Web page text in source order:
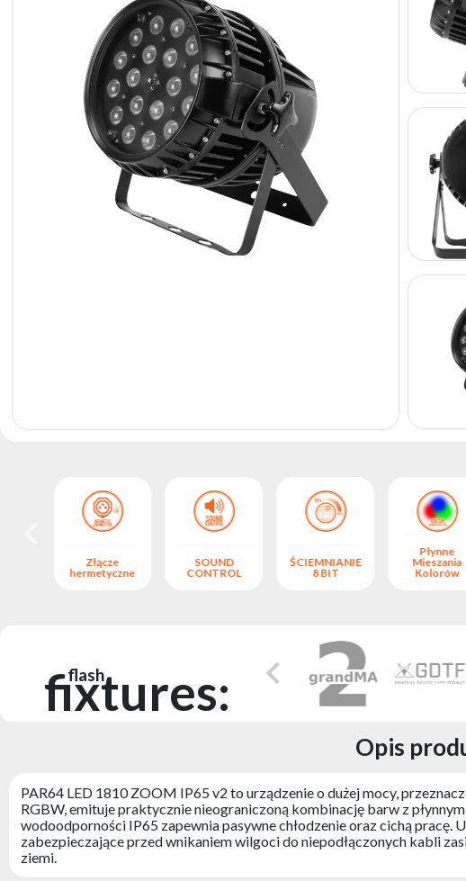
Ekspozycyjne
Złącze
hermetyczne
SOUND
CONTROL
ŚCIEMNIANIE
8 BIT
Płynne
Mieszania
Kolorów
flash
fixtures:
Opis
PAR64 LED 1810 ZOOM IP65 v2 to urządzenie o dużej mocy,
RGBW, emituje praktycznie nieograniczoną kombinację barw z
wodoodporności IP65 zapewnia pasywne chłodzenie oraz cichą
zabezpieczające przed wnikaniem wilgoci do niepodłączonych kabli
ziemi.